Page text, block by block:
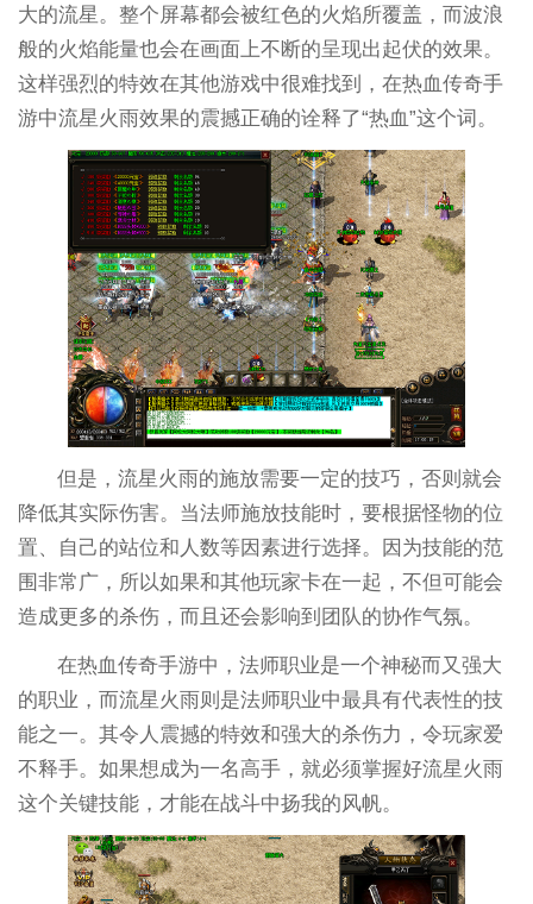
大的流星。整个屏幕都会被红色的火焰所覆盖，而波浪
般的火焰能量也会在画面上不断的呈现出起伏的效果。
这样强烈的特效在其他游戏中很难找到，在热血传奇手
游中流星火雨效果的震撼正确的诠释了“热血”这个词。
但是，流星火雨的施放需要一定的技巧，否则就会
降低其实际伤害。当法师施放技能时，要根据怪物的位
置、自己的站位和人数等因素进行选择。因为技能的范
围非常广，所以如果和其他玩家卡在一起，不但可能会
造成更多的杀伤，而且还会影响到团队的协作气氛。
在热血传奇手游中，法师职业是一个神秘而又强大
的职业，而流星火雨则是法师职业中最具有代表性的技
能之一。其令人震撼的特效和强大的杀伤力，令玩家爱
不释手。如果想成为一名高手，就必须掌握好流星火雨
这个关键技能，才能在战斗中扬我的风帆。